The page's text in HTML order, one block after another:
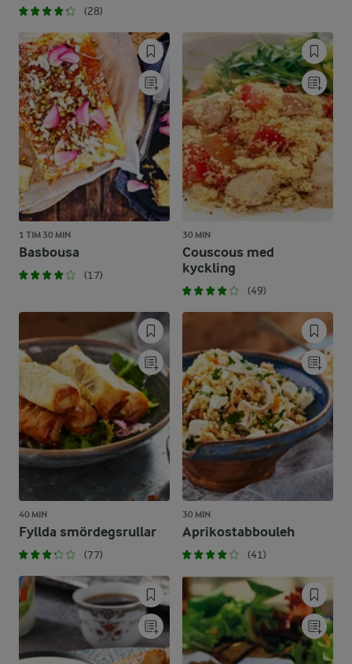
(28)
1 TIM 30 MIN
Basbousa
(17)
30 MIN
Couscous med
kyckling
(49)
40 MIN
Fyllda smördegsrullar
(77)
30 MIN
Aprikostabbouleh
(41)